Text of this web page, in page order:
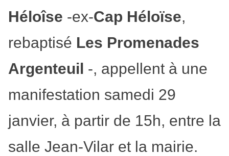
Héloîse -ex-Cap Héloïse,
rebaptisé Les Promenades
Argenteuil -, appellent à une
manifestation samedi 29
janvier, à partir de 15h, entre la
salle Jean-Vilar et la mairie.